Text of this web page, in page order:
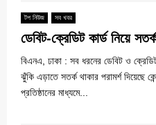
টপ নিউজ সব খবর
ডেবিট-ক্রেডিট কার্ড নিয়ে
বিএনএ, ঢাকা : সব ধরনের ডেবিট ও
ঝুঁকি এড়াতে সতর্ক থাকার পরামর্শ দিয়েছে
প্রতিষ্ঠানের মাধ্যমে...